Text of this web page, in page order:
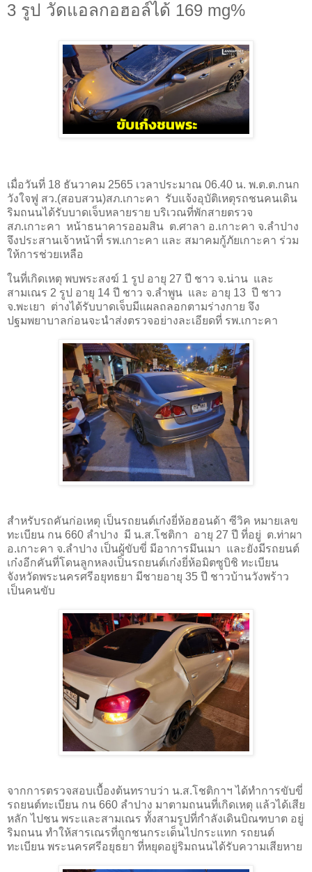
3 รูป วัดแอลกอฮอล์ได้ 169 mg%
เมื่อวันที่ 18 ธันวาคม 2565 เวลาประมาณ 06.40 น. พ.ต.ต.กนก
วังใจฟู สว.(สอบสวน)สภ.เกาะคา รับแจ้งอุบัติเหตุรถชนคนเดิน
ริมถนนได้รับบาดเจ็บหลายราย บริเวณที่พักสายตรวจ
สภ.เกาะคา หน้าธนาคารออมสิน ต.ศาลา อ.เกาะคา จ.ลำปาง
จึงประสานเจ้าหน้าที่ รพ.เกาะคา และ สมาคมกู้ภัยเกาะคา ร่วม
ให้การช่วยเหลือ
ในที่เกิดเหตุ พบพระสงฆ์ 1 รูป อายุ 27 ปี ชาว จ.น่าน และ
สามเณร 2 รูป อายุ 14 ปี ชาว จ.ลำพูน และ อายุ 13 ปี ชาว
จ.พะเยา ต่างได้รับบาดเจ็บมีแผลถลอกตามร่างกาย จึง
ปฐมพยาบาลก่อนจะนำส่งตรวจอย่างละเอียดที่ รพ.เกาะคา
สำหรับรถคันก่อเหตุ เป็นรถยนต์เก๋งยี่ห้อฮอนด้า ซีวิค หมายเลข
ทะเบียน กน 660 ลำปาง มี น.ส.โชติกา อายุ 27 ปี ที่อยู่ ต.ท่าผา
อ.เกาะคา จ.ลำปาง เป็นผู้ขับขี่ มีอาการมึนเมา และยังมีรถยนต์
เก๋งอีกคันที่โดนลูกหลงเป็นรถยนต์เก๋งยี่ห้อมิตซูบิชิ ทะเบียน
จังหวัดพระนครศรีอยุทธยา มีชายอายุ 35 ปี ชาวบ้านวังพร้าว
เป็นคนขับ
จากการตรวจสอบเบื้องต้นทราบว่า น.ส.โชติกาฯ ได้ทำการขับขี่
รถยนต์ทะเบียน กน 660 ลำปาง มาตามถนนที่เกิดเหตุ แล้วได้เสีย
หลัก ไปชน พระและสามเณร ทั้งสามรูปที่กำลังเดินบิณฑบาต อยู่
ริมถนน ทำให้สารเณรที่ถูกชนกระเด็นไปกระแทก รถยนต์
ทะเบียน พระนครศรีอยุธยา ที่หยุดอยู่ริมถนนได้รับความเสียหาย